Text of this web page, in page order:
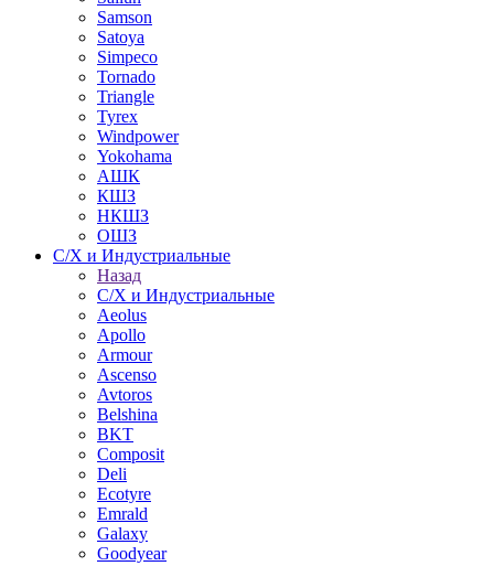
Samson
Satoya
Simpeco
Tornado
Triangle
Tyrex
Windpower
Yokohama
АШК
КШЗ
НКШЗ
ОШЗ
С/Х и Индустриальные
Назад
С/Х и Индустриальные
Aeolus
Apollo
Armour
Ascenso
Avtoros
Belshina
BKT
Composit
Deli
Ecotyre
Emrald
Galaxy
Goodyear